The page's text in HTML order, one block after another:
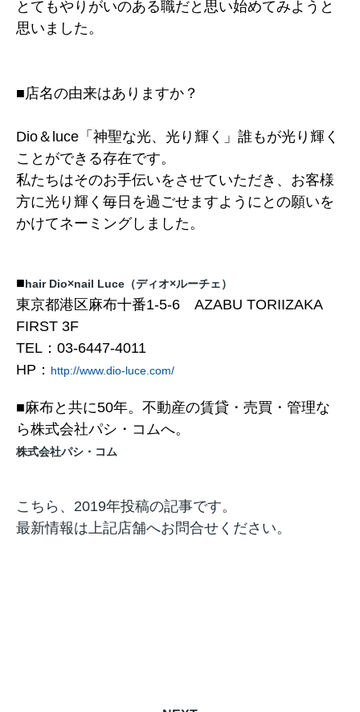
とてもやりがいのある職だと思い始めてみようと
思いました。
■店名の由来はありますか？
Dio＆luce「神聖な光、光り輝く」 誰もが光り輝く
ことができる存在です。
私たちはそのお手伝いをさせていただき、お客様
方に光り輝く毎日を過ごせますようにとの願いを
かけてネーミングしました。
■hair Dio×nail Luce（ディオ×ルーチェ）
東京都港区麻布十番1-5-6 AZABU TORIIZAKA
FIRST 3F
TEL：03-6447-4011
HP： http://www.dio-luce.com/
■麻布と共に50年。不動産の賃貸・売買・管理な
ら株式会社パシ・コムへ。
株式会社パシ・コム
こちら、2019年投稿の記事です。
最新情報は上記店舗へお問合せください。